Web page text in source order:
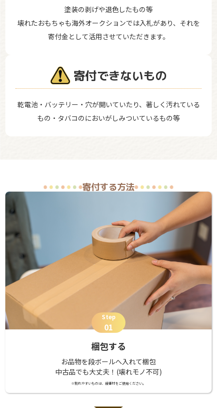
塗装の剥げや退色したもの等
壊れたおもちゃも海外オークションでは入札があり、それを
寄付金として活用させていただきます。
寄付できないもの
乾電池・バッテリー・穴が開いていたり、著しく汚れている
もの・タバコのにおいがしみついているもの等
寄付する方法
Step
01
梱包する
お品物を段ボールへ入れて梱包
中古品でも大丈夫！(壊れモノ不可)
※割れやすいものは、緩衝材をご使用ください。